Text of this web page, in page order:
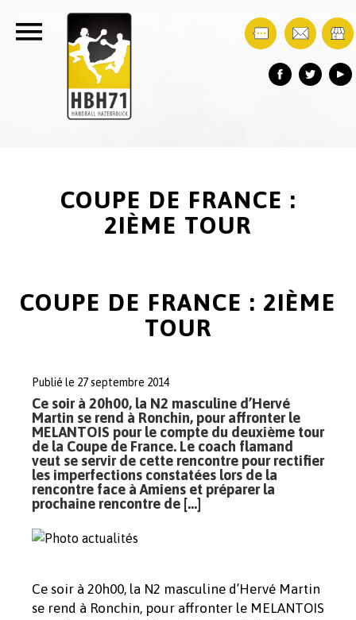
COUPE DE FRANCE :
2IÈME TOUR
COUPE DE FRANCE : 2IÈME
TOUR
Publié le 27 septembre 2014
Ce soir à 20h00, la N2 masculine d’Hervé
Martin se rend à Ronchin, pour affronter le
MELANTOIS pour le compte du deuxième tour
de la Coupe de France. Le coach flamand
veut se servir de cette rencontre pour rectifier
les imperfections constatées lors de la
rencontre face à Amiens et préparer la
prochaine rencontre de […]
Ce soir à 20h00, la N2 masculine d’Hervé Martin
se rend à Ronchin, pour affronter le MELANTOIS